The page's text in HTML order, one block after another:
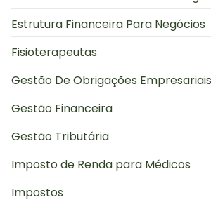
Estrutura Financeira Para Negócios
Fisioterapeutas
Gestão De Obrigações Empresariais
Gestão Financeira
Gestão Tributária
Imposto de Renda para Médicos
Impostos